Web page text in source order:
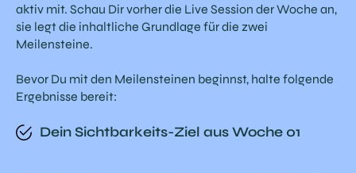
aktiv mit. Schau Dir vorher die Live Session der Woche an,
sie legt die inhaltliche Grundlage für die zwei
Meilensteine.
Bevor Du mit den Meilensteinen beginnst, halte folgende
Ergebnisse bereit:
Dein Sichtbarkeits-Ziel aus Woche 01